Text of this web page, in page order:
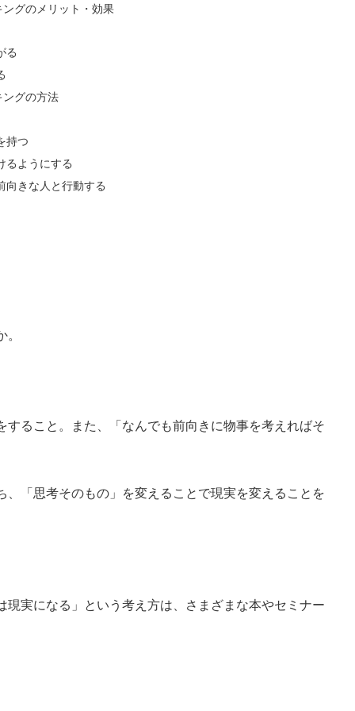
グのメリット・効果
る
ングの方法
持つ
るようにする
向きな人と行動する
ること。 また、「なんでも前向きに物事を考えればそ
「思考そのもの」を変えることで現実を変えることを
実になる」という考え方は、さまざまな本やセミナー